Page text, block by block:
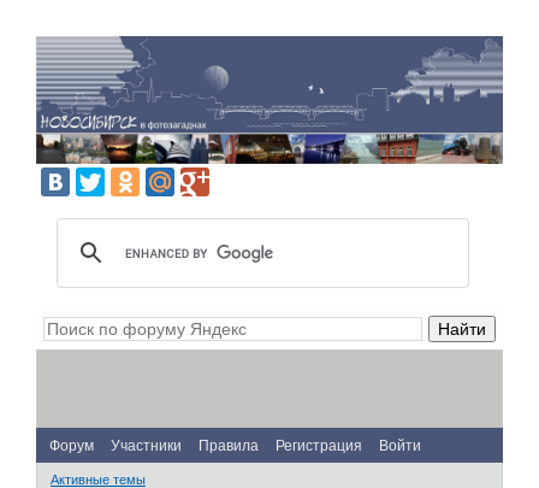
Форум Участники Правила Регистрация Войти
Активные темы